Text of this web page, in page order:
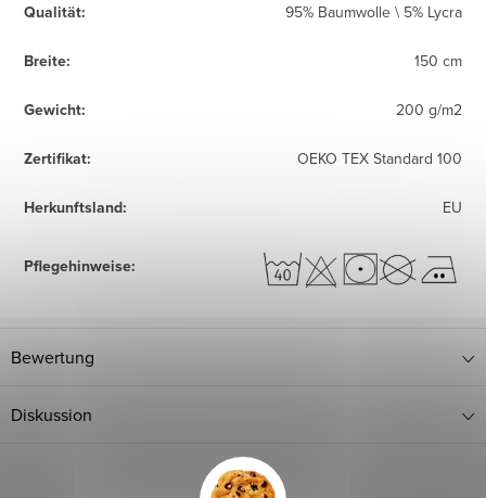
Qualität: 95% Baumwolle \ 5% Lycra
Breite: 150 cm
Gewicht: 200 g/m2
Zertifikat: OEKO TEX Standard 100
Herkunftsland: EU
Pflegehinweise:
Bewertung
Diskussion